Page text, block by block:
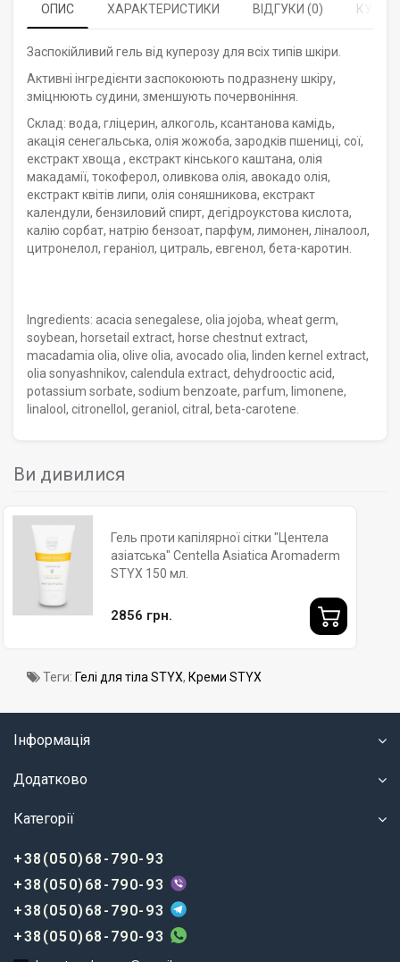
ОПИС ХАРАКТЕРИСТИКИ ВІДГУКИ (0)
Заспокійливий гель від куперозу для всіх типів шкіри.
Активні інгредієнти заспокоюють подразнену шкіру,
зміцнюють судини, зменшують почервоніння.
Склад: вода, гліцерин, алкоголь, ксантанова камідь,
акація сенегальська, олія жожоба, зародків пшениці, сої,
екстракт хвоща , екстракт кінського каштана, олія
макадамії, токоферол, оливкова олія, авокадо олія,
екстракт квітів липи, олія соняшникова, екстракт
календули, бензиловий спирт, дегідроукстова кислота,
калію сорбат, натрію бензоат, парфум, лимонен, ліналоол,
цитронелол, гераніол, цитраль, евгенол, бета-каротин.
Ingredients: acacia senegalese, olia jojoba, wheat germ,
soybean, horsetail extract, horse chestnut extract,
macadamia olia, olive olia, avocado olia, linden kernel extract,
olia sonyashnikov, calendula extract, dehydrooctic acid,
potassium sorbate, sodium benzoate, parfum, limonene,
linalool, citronellol, geraniol, citral, beta-carotene.
Ви дивилися
Гель проти капілярної сітки "Центела
азіатська" Centella Asiatica Aromaderm
STYX 150 мл.
2856 грн.
Теги: Гелі для тіла STYX, Креми STYX
Інформація
Додатково
Категорії
+38(050)68-790-93
+38(050)68-790-93
+38(050)68-790-93
+38(050)68-790-93